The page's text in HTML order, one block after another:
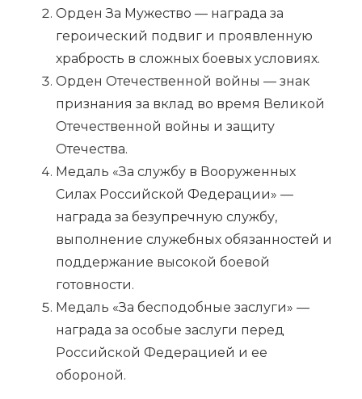
Орден За Мужество — награда за
героический подвиг и проявленную
храбрость в сложных боевых условиях.
Орден Отечественной войны — знак
признания за вклад во время Великой
Отечественной войны и защиту
Отечества.
Медаль «За службу в Вооруженных
Силах Российской Федерации» —
награда за безупречную службу,
выполнение служебных обязанностей и
поддержание высокой боевой
готовности.
Медаль «За бесподобные заслуги» —
награда за особые заслуги перед
Российской Федерацией и ее
обороной.